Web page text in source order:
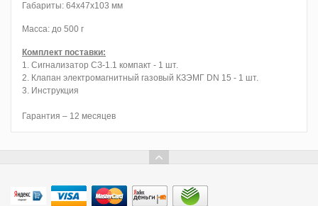
Габариты: 64х47х103 мм
Масса: до 500 г
Комплект поставки:
1. Сигнализатор СЗ-1.1 компакт - 1 шт.
2. Клапан электромагнитный газовый КЗЭМГ DN 15 - 1 шт.
3. Инструкция
Гарантия – 12 месяцев